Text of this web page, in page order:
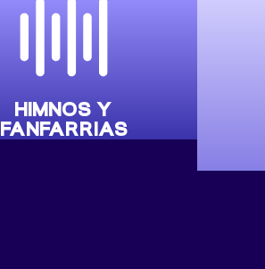
HIMNOS Y
FANFARRIAS